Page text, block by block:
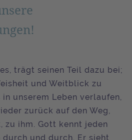
trägt seinen Teil dazu bei;
und Weitblick zu
unserem Leben verlaufen,
zurück auf den Weg,
zu ihm. Gott kennt jeden
durch und durch. Er sieht